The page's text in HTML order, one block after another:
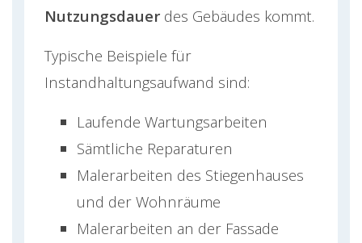
Nutzungsdauer des Gebäudes kommt.
Typische Beispiele für
Instandhaltungsaufwand sind:
Laufende Wartungsarbeiten
Sämtliche Reparaturen
Malerarbeiten des Stiegenhauses
und der Wohnräume
Malerarbeiten an der Fassade